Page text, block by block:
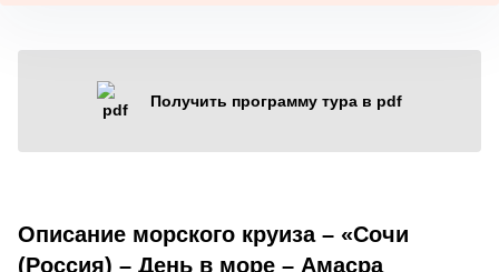
Получить программу тура в pdf
Описание морского круиза – «Сочи
(Россия) – День в море – Амасра